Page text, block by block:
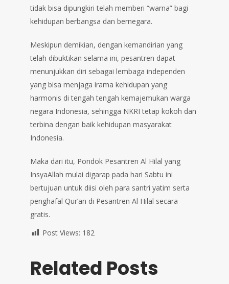
tidak bisa dipungkiri telah memberi “warna” bagi
kehidupan berbangsa dan bernegara.
Meskipun demikian, dengan kemandirian yang
telah dibuktikan selama ini, pesantren dapat
menunjukkan diri sebagai lembaga independen
yang bisa menjaga irama kehidupan yang
harmonis di tengah tengah kemajemukan warga
negara Indonesia, sehingga NKRI tetap kokoh dan
terbina dengan baik kehidupan masyarakat
Indonesia.
Maka dari itu, Pondok Pesantren Al Hilal yang
InsyaAllah mulai digarap pada hari Sabtu ini
bertujuan untuk diisi oleh para santri yatim serta
penghafal Qur’an di Pesantren Al Hilal secara
gratis.
Post Views: 182
Related Posts